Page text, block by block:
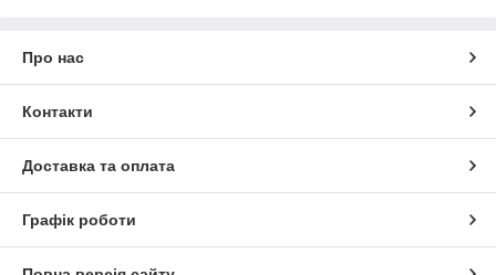
Про нас
Контакти
Доставка та оплата
Графік роботи